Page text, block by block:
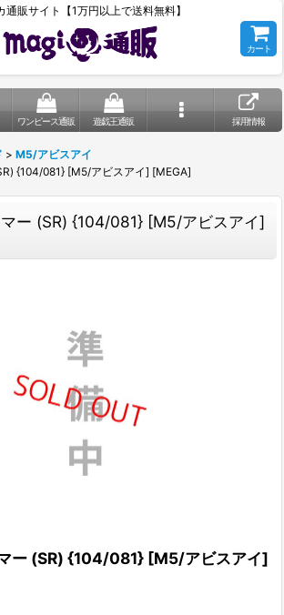
通販サイト【1万円以上で送料無料】
カート
ワンピース通販 遊戯王通販 採用情報
> M5/アビスアイ
{104/081} [M5/アビスアイ] [MEGA]
ー (SR) {104/081} [M5/アビスアイ]
ー (SR) {104/081} [M5/アビスアイ]